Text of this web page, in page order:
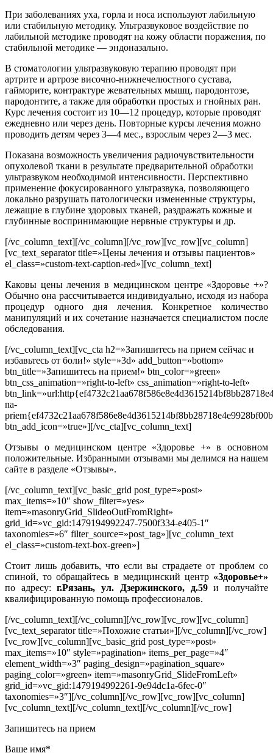
При заболеваниях уха, горла и носа используют лабильную
или стабильную методику. Ультразвуковое воздействие по
лабильной методике проводят на кожу области поражения, по
стабильной методике — эндоназально.
В стоматологии ультразвуковую терапию проводят при
артрите и артрозе височно-нижнечелюстного сустава,
гайморите, контрактуре жевательных мышц, пародонтозе,
пародонтите, а также для обработки простых и гнойных ран.
Курс лечения состоит из 10—12 процедур, которые проводят
ежедневно или через день. Повторные курсы лечения можно
проводить детям через 3—4 мес., взрослым через 2—3 мес.
Показана возможность увеличения радиочувствительности
опухолевой ткани в результате предварительной обработки
ультразвуком необходимой интенсивности. Перспективно
применение фокусированного ультразвука, позволяющего
локально разрушать патологически измененные структуры,
лежащие в глубине здоровых тканей, раздражать кожные и
глубинные воспринимающие нервные структуры и др.
[/vc_column_text][/vc_column][/vc_row][vc_row][vc_column]
[vc_text_separator title=»Цены лечения и отзывы пациентов»
el_class=»custom-text-caption-red»][vc_column_text]
Каковы цены лечения в медицинском центре «Здоровье +»?
Обычно она рассчитывается индивидуально, исходя из набора
процедур одного дня лечения. Конкретное количество
манипуляций и их сочетание назначается специалистом после
обследования.
[/vc_column_text][vc_cta h2=»Запишитесь на прием сейчас и
избавьтесь от боли!» style=»3d» add_button=»bottom»
btn_title=»Запишитесь на прием!» btn_color=»green»
btn_css_animation=»right-to-left» css_animation=»right-to-left»
na-
btn_add_icon=»true»][/vc_cta][vc_column_text]
Отзывы о медицинском центре «Здоровье +» в основном
положительные. Избранными отзывами мы делимся на нашем
сайте в разделе «Отзывы».
[/vc_column_text][vc_basic_grid post_type=»post»
max_items=»10″ show_filter=»yes»
item=»masonryGrid_SlideoOutFromRight»
grid_id=»vc_gid:1479194992247-7500f334-e405-1″
taxonomies=»6″ filter_source=»post_tag»][vc_column_text
el_class=»custom-text-box-green»]
Стоит лишь добавить, что если вы страдаете от проблем со
спиной, то обращайтесь в медицинский центр «Здоровье+»
по адресу:г.Рязань, ул. Дзержинского, д.59и получайте
квалифицированную помощь профессионалов.
[/vc_column_text][/vc_column][/vc_row][vc_row][vc_column]
[vc_text_separator title=»Похожие статьи»][/vc_column][/vc_row]
[vc_row][vc_column][vc_basic_grid post_type=»post»
max_items=»10″ style=»pagination» items_per_page=»4″
element_width=»3″ paging_design=»pagination_square»
paging_color=»green» item=»masonryGrid_SlideFromLeft»
grid_id=»vc_gid:1479194992261-9e94dc1a-6fec-0″
taxonomies=»3″][/vc_column][/vc_row][vc_row][vc_column]
[vc_column_text][/vc_column_text][/vc_column][/vc_row]
Запишитесь на прием
Ваше имя*